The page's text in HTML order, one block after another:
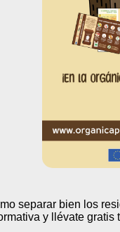
separar bien los
y llévate